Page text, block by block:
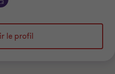
le profil